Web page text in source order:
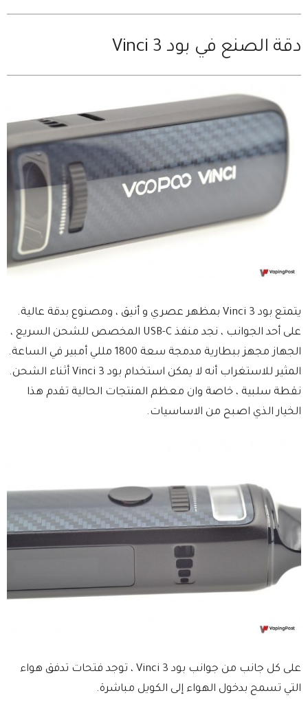
دقة الصنع في بود Vinci 3
يتمتع بود Vinci 3 بمظهر عصري و أنيق ، ومصنوع بدقة عالية.
على أحد الجوانب ، نجد منفذ USB-C المخصص للشحن السريع ،
الجهاز مجهز ببطارية مدمجة سعة 1800 مللي أمبير في الساعة.
المثير للاستغراب أنه لا يمكن استخدام بود Vinci 3 أثناء الشحن.
نقطة سلبية ، خاصة وان معظم المنتجات الحالية تقدم هذا
الخيار الذي اصبح من الاساسيات.
على كل جانب من جوانب بود Vinci 3 ، توجد فتحات تدفق هواء
التي تسمح بدخول الهواء إلى الكويل مباشرة.